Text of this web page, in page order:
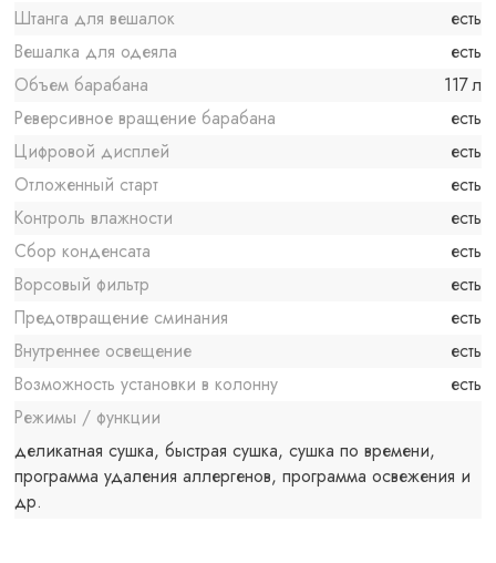
Штанга для вешалок
есть
Вешалка для одеяла
есть
Объем барабана
117 л
Реверсивное вращение барабана
есть
Цифровой дисплей
есть
Отложенный старт
есть
Контроль влажности
есть
Сбор конденсата
есть
Ворсовый фильтр
есть
Предотвращение сминания
есть
Внутреннее освещение
есть
Возможность установки в колонну
есть
Режимы / функции
деликатная сушка, быстрая сушка, сушка по времени,
программа удаления аллергенов, программа освежения и
др.